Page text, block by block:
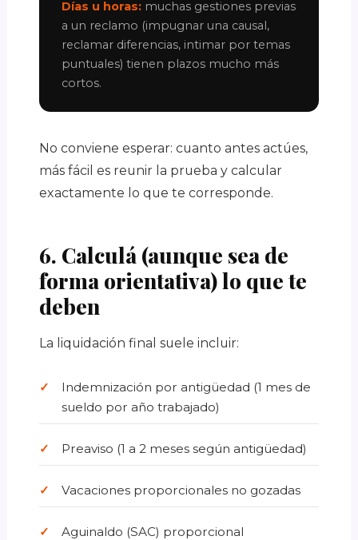
Días u horas:muchas gestiones previas
a un reclamo (impugnar una causal,
reclamar diferencias, intimar por temas
puntuales) tienen plazos mucho más
cortos.
No conviene esperar: cuanto antes actúes,
más fácil es reunir la prueba y calcular
exactamente lo que te corresponde.
6. Calculá (aunque sea de
forma orientativa) lo que te
deben
La liquidación final suele incluir:
Indemnización por antigüedad (1 mes de
sueldo por año trabajado)
Preaviso (1 a 2 meses según antigüedad)
Vacaciones proporcionales no gozadas
Aguinaldo (SAC) proporcional